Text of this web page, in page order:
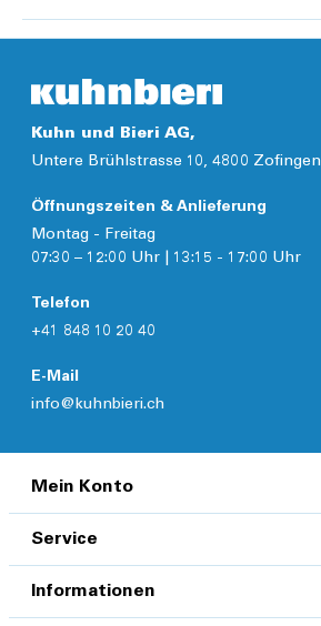
Kuhn und Bieri AG,
Untere Brühlstrasse 10, 4800 Zofingen
Öffnungszeiten & Anlieferung
Montag - Freitag
07:30 – 12:00 Uhr | 13:15 - 17:00 Uhr
Telefon
+41 848 10 20 40
E-Mail
info@kuhnbieri.ch
Mein Konto
Service
Informationen